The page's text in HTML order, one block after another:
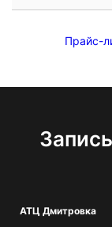
Прайс-
АТЦ Дмитровка